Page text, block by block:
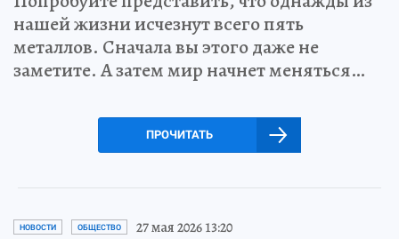
нашей жизни исчезнут всего пять
металлов. Сначала вы этого даже не
заметите. А затем мир начнет меняться…
ПРОЧИТАТЬ
НОВОСТИ ОБЩЕСТВО 27 мая 2026 13:20